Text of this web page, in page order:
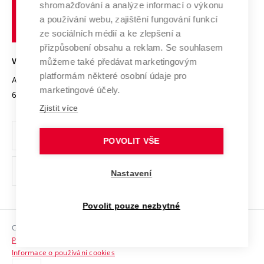
Transfer znalostí
Open Science
Projekty
Projekty ze strukturálních fondů
Specifický výzkum
Služby univerzity
Mezinárodní dohody
Univerzitní sítě
Udržitelná univerzita
Podnikavá univerzita / ContriBUTe
Bezpečná univerzita
Vyznamenání
Organizační struktura
Ochrana osobních údajů
odkaz)
Sociální bezpečí
HR Award
učení
technické
VYSOKÉ UČENÍ TECHNICKÉ V BRNĚ
Antonínská 548/1
602 00 Brno
www.vut.cz
vut@vutbr.cz
Copyright © 2026 VUT
Prohlášení o přístupnosti
Informace o používání cookies
shromažďování a analýze informací o výkonu
a používání webu, zajištění fungování funkcí
ze sociálních médií a ke zlepšení a
přizpůsobení obsahu a reklam. Se souhlasem
můžeme také předávat marketingovým
platformám některé osobní údaje pro
marketingové účely.
Zjistit více
POVOLIT VŠE
Nastavení
Povolit pouze nezbytné